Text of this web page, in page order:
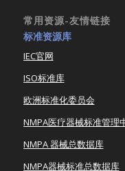
常用资源-友情链接
标准资源库
IEC官网
ISO标准库
欧洲标准化委员会
NMPA医疗器械标准管理
NMPA 器械总数据库
NMPA器械标准总数据库